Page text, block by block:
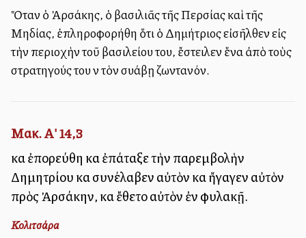
Ὅταν ὁ Ἀρσάκης, ὁ βασιλιᾶς τῆς Περσίας καὶ τῆς
Μηδίας, ἐπληροφορήθη ὅτι ὁ Δημήτριος εἰσῆλθεν εἰς
τὴν περιοχὴν τοῦ βασιλείου του, ἔστειλεν ἕνα ἀπὸ τοὺς
στρατηγούς του νὰ τὸν συλλάβῃ ζωντανόν.
Μακ. Α' 14,3
καὶ ἐπορεύθη καὶ ἐπάταξε τὴν παρεμβολὴν
Δημητρίου καὶ συνέλαβεν αὐτὸν καὶ ἤγαγεν αὐτὸν
πρὸς Ἀρσάκην, καὶ ἔθετο αὐτὸν ἐν φυλακῇ.
Κολιτσάρα